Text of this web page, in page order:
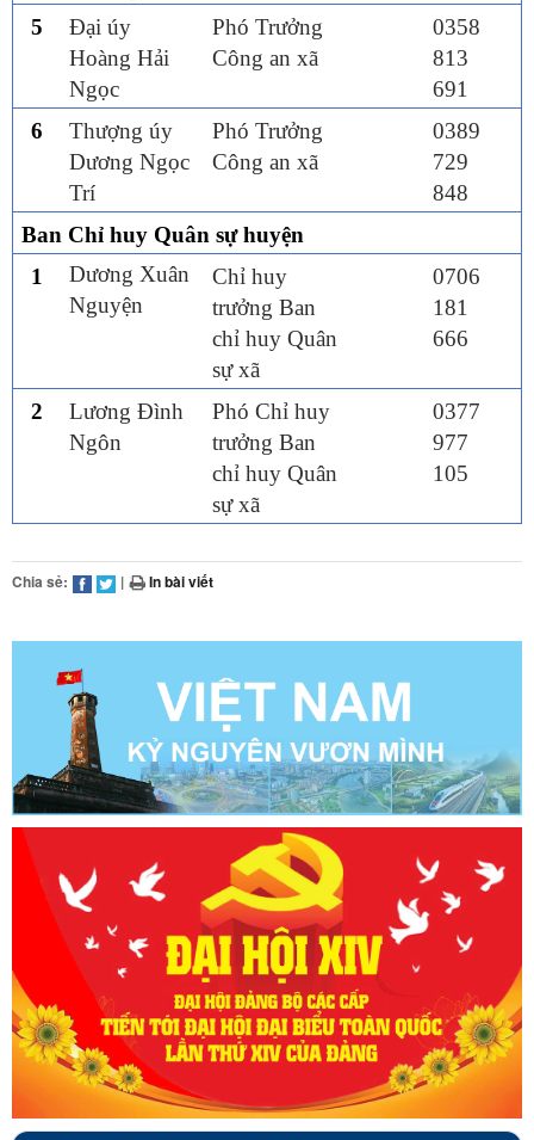
5
Đại úy
Hoàng Hải
Ngọc
Phó Trưởng
Công an xã
0358
813
691
6
Thượng úy
Dương Ngọc
Trí
Phó Trưởng
Công an xã
0389
729
848
Ban Chỉ huy Quân sự huyện
1
Dương Xuân
Nguyện
Chỉ huy
trưởng Ban
chỉ huy Quân
sự xã
0706
181
666
2
Lương Đình
Ngôn
Phó Chỉ huy
trưởng Ban
chỉ huy Quân
sự xã
0377
977
105
Chia sẻ: | In bài viết